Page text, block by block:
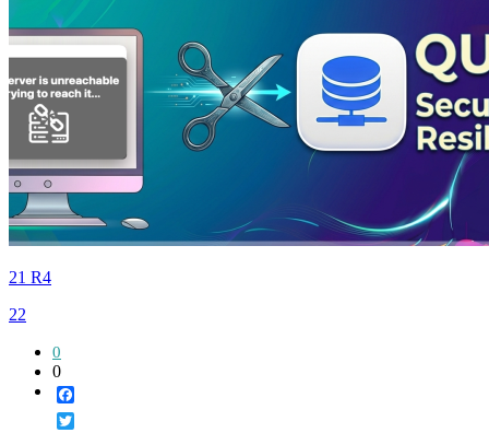
21 R4
22
0
0